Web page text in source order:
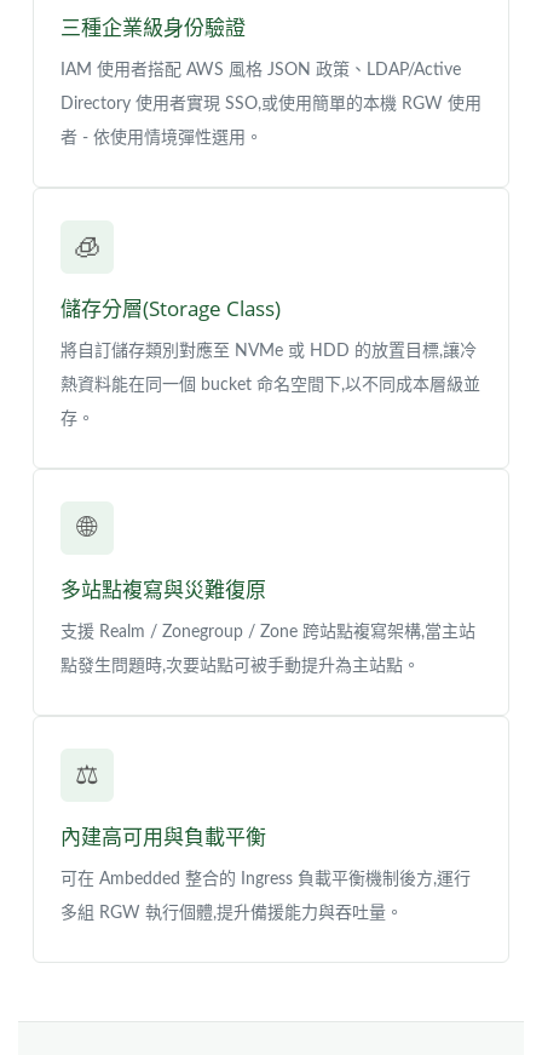
三種企業級身份驗證
IAM 使用者搭配 AWS 風格 JSON 政策、LDAP/Active
Directory 使用者實現 SSO,或使用簡單的本機 RGW 使用
者 - 依使用情境彈性選用。
🧊
儲存分層(Storage Class)
將自訂儲存類別對應至 NVMe 或 HDD 的放置目標,讓冷
熱資料能在同一個 bucket 命名空間下,以不同成本層級並
存。
🌐
多站點複寫與災難復原
支援 Realm / Zonegroup / Zone 跨站點複寫架構,當主站
點發生問題時,次要站點可被手動提升為主站點。
⚖️
內建高可用與負載平衡
可在 Ambedded 整合的 Ingress 負載平衡機制後方,運行
多組 RGW 執行個體,提升備援能力與吞吐量。